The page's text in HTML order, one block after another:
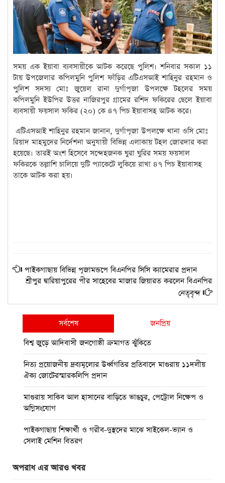
সময় এক ইয়াবা ব্যবসায়ীকে আটক করেছে পুলিশ। শনিবার সকাল ১১
টায় উপজেলার কপিলমুনি পুলিশ ফাঁড়ির এটিএসআই শাহিনুর রহমান ও
পুলিশ সদস্য মোঃ জুয়েল রানা দুর্গাপূজা উপলক্ষে টহলের সময়
কপিলমুনি ইউপির উত্তর নাজিরপুর গ্রামের রশিদ ফকিরের ছেলে ইয়াবা
ব্যবসায়ী ফয়সাল ফকির (২০) কে ৪৭ পিচ ইয়াবাসহ আটক করে।
এটিএসআই শাহিনুর রহমান জানান, দুর্গাপূজা উপলক্ষে থানা ওসি মোঃ
রিয়াদ মাহমুদের নির্দেশনা অনুযায়ী বিভিন্ন এলাকায় টহল জোরদার করা
হয়েছে। তারই অংশ হিসেবে সন্দেহজনক ঘুরা ঘুরির সময় ফয়সাল
ফকিরকে তল্লাশি চালিয়ে দুটি প্যাকেটে লুকিয়ে রাখা ৪৭ পিচ ইয়াবাসহ
তাকে আটক করা হয়।
পাইকগাছায় বিভিন্ন পূজামন্ডপে বিএনপির সিসি ক্যামেরার প্রদান
শ্রীপুর দ্বারিয়াপুরের পীর সাহেবের মাজার জিয়ারত করলেন বিএনপির
নেতৃবৃন্দ
সর্বশেষ
জনপ্রিয়
বিশ্ব জুড়ে আদিবাসী জনগোষ্ঠী ক্রমাগত ঝুঁকিতে
নিত্য প্রয়োজনীয় দ্রব্যমূল্যের উর্ধ্বগতির প্রতিবাদে মাগুরায় ১১দলীয়
ঐক্য জোটেরস্মারকলিপি প্রদান
মাগুরায় সাকিব আল হাসানের বাড়িতে ভাঙচুর, পেট্রোল নিক্ষেপ ও
অগ্নিসংযোগ
পাইকগাছায় শিক্ষার্থী ও গরীব-দুস্থদের মাঝে সাইকেল-ভ্যান ও
সেলাই মেশিন বিতরণ
পাইকগাছায় জুলাই উদযাপন উপলক্ষে বিএনপির আনন্দ মিছিল ও
সমাবেশ
অপরাধ এর আরও খবর